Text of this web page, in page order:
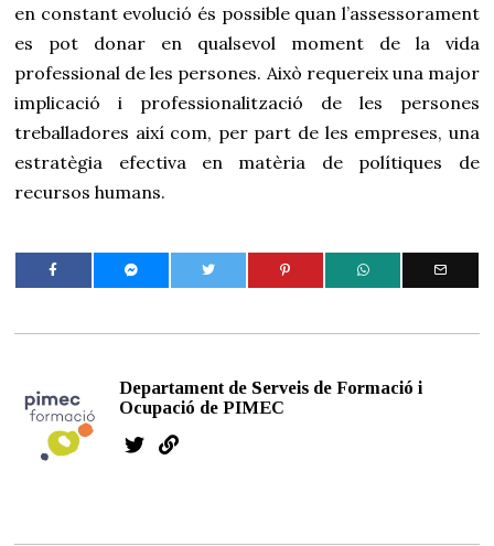
en constant evolució és possible quan l’assessorament
es pot donar en qualsevol moment de la vida
professional de les persones. Això requereix una major
implicació i professionalització de les persones
treballadores així com, per part de les empreses, una
estratègia efectiva en matèria de polítiques de
recursos humans.
Departament de Serveis de Formació i
Ocupació de PIMEC